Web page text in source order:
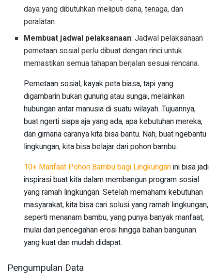
daya yang dibutuhkan meliputi dana, tenaga, dan
peralatan.
Membuat jadwal pelaksanaan: Jadwal pelaksanaan
pemetaan sosial perlu dibuat dengan rinci untuk
memastikan semua tahapan berjalan sesuai rencana.
Pemetaan sosial, kayak peta biasa, tapi yang
digambarin bukan gunung atau sungai, melainkan
hubungan antar manusia di suatu wilayah. Tujuannya,
buat ngerti siapa aja yang ada, apa kebutuhan mereka,
dan gimana caranya kita bisa bantu. Nah, buat ngebantu
lingkungan, kita bisa belajar dari pohon bambu.
10+ Manfaat Pohon Bambu bagi Lingkunganini bisa jadi
inspirasi buat kita dalam membangun program sosial
yang ramah lingkungan. Setelah memahami kebutuhan
masyarakat, kita bisa cari solusi yang ramah lingkungan,
seperti menanam bambu, yang punya banyak manfaat,
mulai dari pencegahan erosi hingga bahan bangunan
yang kuat dan mudah didapat.
Pengumpulan Data